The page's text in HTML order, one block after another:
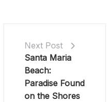
Next Post
Santa Maria
Beach:
Paradise Found
on the Shores